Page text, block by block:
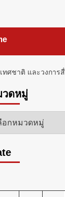
ทศชาติ และวงการ
วดหมู่
ด